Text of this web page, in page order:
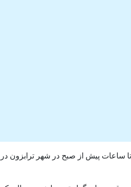
ساعات پیش از صبح در شهر ترابزون در